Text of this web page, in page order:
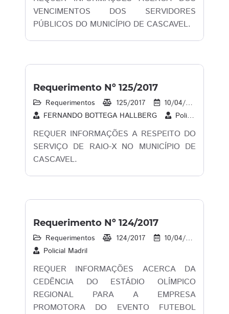
VENCIMENTOS DOS SERVIDORES
PÚBLICOS DO MUNICÍPIO DE CASCAVEL.
Requerimento Nº 125/2017
Requerimentos 125/2017 10/04/2017
FERNANDO BOTTEGA HALLBERG
Policial Madril
REQUER INFORMAÇÕES A RESPEITO DO
SERVIÇO DE RAIO-X NO MUNICÍPIO DE
CASCAVEL.
Requerimento Nº 124/2017
Requerimentos 124/2017 10/04/2017
Policial Madril
REQUER INFORMAÇÕES ACERCA DA
CEDÊNCIA DO ESTÁDIO OLÍMPICO
REGIONAL PARA A EMPRESA
PROMOTORA DO EVENTO FUTEBOL